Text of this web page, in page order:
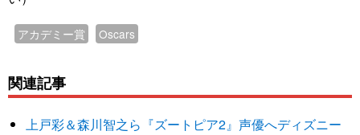
アカデミー賞 Oscars
関連記事
上戸彩＆森川智之ら『ズートピア2』声優へディズニー